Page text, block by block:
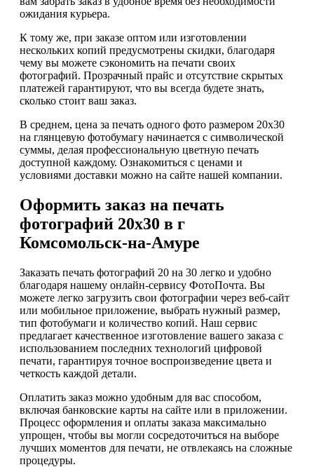
ожидания курьера.
К тому же, при заказе оптом или изготовлении
нескольких копий предусмотрены скидки, благодаря
чему вы можете сэкономить на печати своих
фотографий. Прозрачный прайс и отсутствие скрытых
платежей гарантируют, что вы всегда будете знать,
сколько стоит ваш заказ.
В среднем, цена за печать одного фото размером 20х30
на глянцевую фотобумагу начинается с символической
суммы, делая профессиональную цветную печать
доступной каждому. Ознакомиться с ценами и
условиями доставки можно на сайте нашей компании.
Оформить заказ на печать
фотографий 20х30 в г
Комсомольск-на-Амуре
Заказать печать фотографий 20 на 30 легко и удобно
благодаря нашему онлайн-сервису ФотоПочта. Вы
можете легко загрузить свои фотографии через веб-сайт
или мобильное приложение, выбрать нужный размер,
тип фотобумаги и количество копий. Наш сервис
предлагает качественное изготовление вашего заказа с
использованием последних технологий цифровой
печати, гарантируя точное воспроизведение цвета и
четкость каждой детали.
Оплатить заказ можно удобным для вас способом,
включая банковские карты на сайте или в приложении.
Процесс оформления и оплаты заказа максимально
упрощен, чтобы вы могли сосредоточиться на выборе
лучших моментов для печати, не отвлекаясь на сложные
процедуры.